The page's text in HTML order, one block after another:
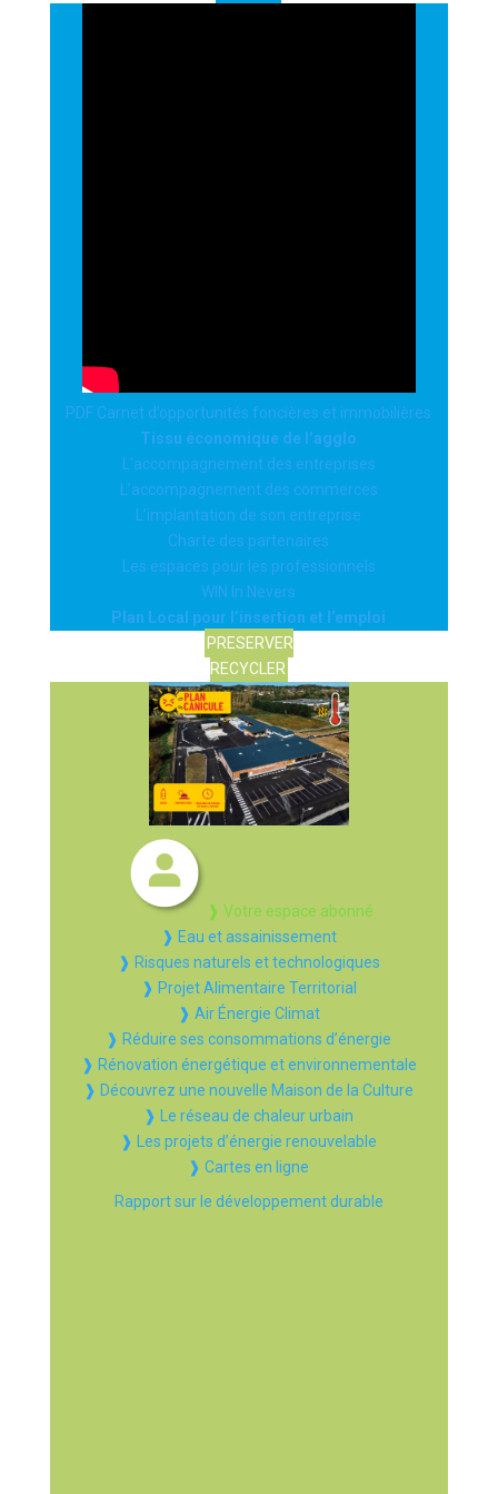
PDF Carnet d’opportunités foncières et immobilières
Tissu économique de l’agglo
L’accompagnement des entreprises
L’accompagnement des commerces
L’implantation de son entreprise
Charte des partenaires
Les espaces pour les professionnels
WIN In Nevers
Plan Local pour l’insertion et l’emploi
PRESERVER
RECYCLER
❱ Votre espace abonné
❱ Eau et assainissement
❱ Risques naturels et technologiques
❱ Projet Alimentaire Territorial
❱ Air Énergie Climat
❱ Réduire ses consommations d’énergie
❱ Rénovation énergétique et environnementale
❱ Découvrez une nouvelle Maison de la Culture
❱ Le réseau de chaleur urbain
❱ Les projets d’énergie renouvelable
❱ Cartes en ligne
Rapport sur le développement durable